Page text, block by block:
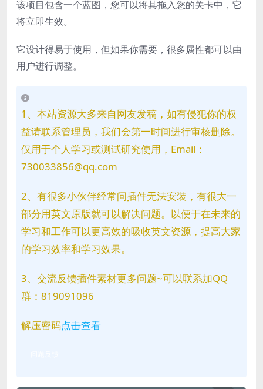
该项目包含一个蓝图，您可以将其拖入您的关卡中，它
将立即生效。
它设计得易于使用，但如果你需要，很多属性都可以由
用户进行调整。
1、本站资源大多来自网友发稿，如有侵犯你的权
益请联系管理员，我们会第一时间进行审核删除。
仅用于个人学习或测试研究使用，Email：
730033856@qq.com
2、有很多小伙伴经常问插件无法安装，有很大一
部分用英文原版就可以解决问题。以便于在未来的
学习和工作可以更高效的吸收英文资源，提高大家
的学习效率和学习效果。
3、交流反馈插件素材更多问题~可以联系加QQ
群：819091096
解压密码点击查看